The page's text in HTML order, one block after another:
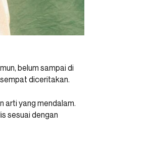
belum sampai di
diceritakan.
arti yang mendalam.
sesuai dengan